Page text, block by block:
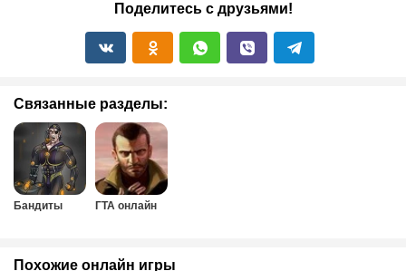
Поделитесь с друзьями!
Связанные разделы:
Бандиты ГТА онлайн
Похожие онлайн игры